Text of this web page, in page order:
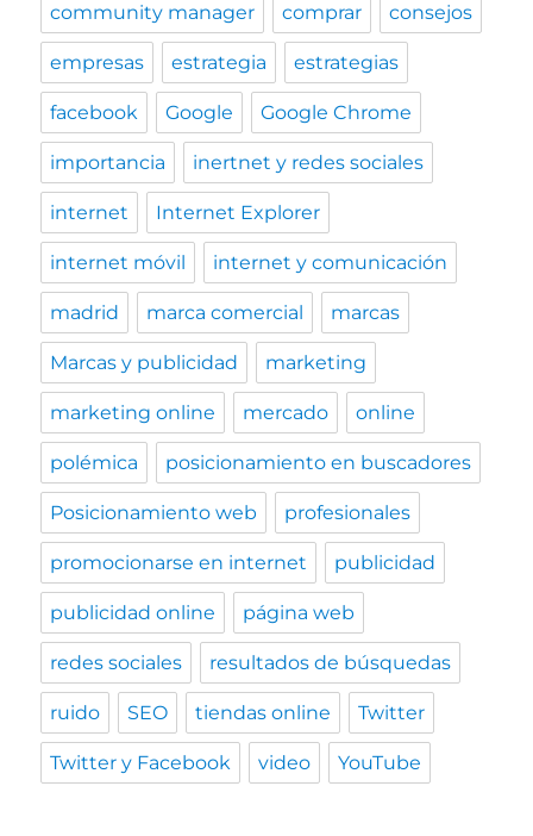
community manager comprar consejos
empresas estrategia estrategias
facebook Google Google Chrome
importancia inertnet y redes sociales
internet Internet Explorer
internet móvil internet y comunicación
madrid marca comercial marcas
Marcas y publicidad marketing
marketing online mercado online
polémica posicionamiento en buscadores
Posicionamiento web profesionales
promocionarse en internet publicidad
publicidad online página web
redes sociales resultados de búsquedas
ruido SEO tiendas online Twitter
Twitter y Facebook video YouTube